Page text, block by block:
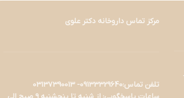
مرکز تماس داروخانه دکتر علوی
تلفن تماس:09133329640- 03137390013